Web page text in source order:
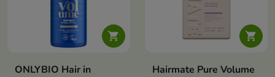

ONLYBIO Hair in

Hairmate Pure Volume